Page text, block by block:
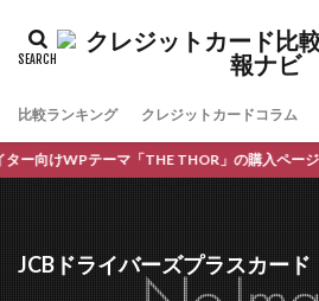
比較ランキング クレジットカードコラム
けWPテーマ「THE THOR」の購入ページは
JCBドライバーズプラスカード